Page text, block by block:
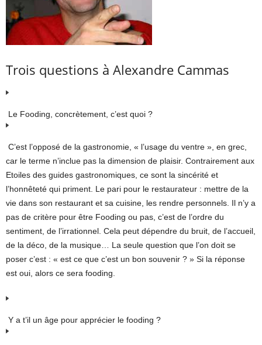
Trois questions à Alexandre Cammas
Le Fooding, concrètement, c’est quoi ?
C’est l’opposé de la gastronomie, « l’usage du ventre », en grec,
car le terme n’inclue pas la dimension de plaisir. Contrairement aux
Etoiles des guides gastronomiques, ce sont la sincérité et
l’honnêteté qui priment. Le pari pour le restaurateur : mettre de la
vie dans son restaurant et sa cuisine, les rendre personnels. Il n’y a
pas de critère pour être Fooding ou pas, c’est de l’ordre du
sentiment, de l’irrationnel. Cela peut dépendre du bruit, de l’accueil,
de la déco, de la musique… La seule question que l’on doit se
poser c’est : « est ce que c’est un bon souvenir ? » Si la réponse
est oui, alors ce sera fooding.
Y a t’il un âge pour apprécier le fooding ?